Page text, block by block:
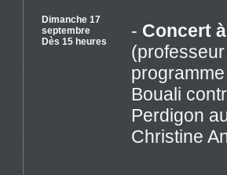
Dimanche 17
septembre
Dès 15 heures
- Concert
Bouali
Perdigon
Christine